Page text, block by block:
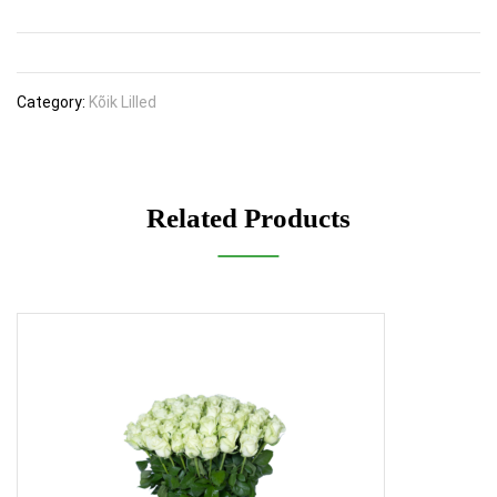
Category: Kõik Lilled
Related Products